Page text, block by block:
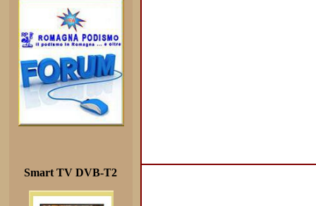
Smart TV DVB-T2